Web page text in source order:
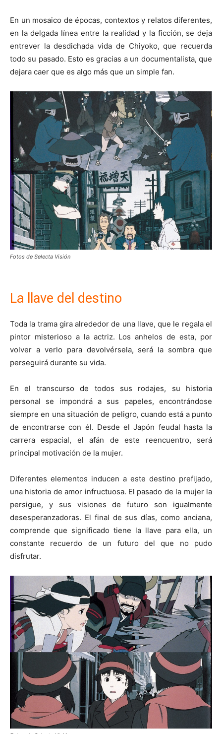
En un mosaico de épocas, contextos y relatos diferentes,
en la delgada línea entre la realidad y la ficción, se deja
entrever la desdichada vida de Chiyoko, que recuerda
todo su pasado. Esto es gracias a un documentalista, que
dejara caer que es algo más que un simple fan.
Fotos de Selecta Visión
La llave del destino
Toda la trama gira alrededor de una llave, que le regala el
pintor misterioso a la actriz. Los anhelos de esta, por
volver a verlo para devolvérsela, será la sombra que
perseguirá durante su vida.
En el transcurso de todos sus rodajes, su historia
personal se impondrá a sus papeles, encontrándose
siempre en una situación de peligro, cuando está a punto
de encontrarse con él. Desde el Japón feudal hasta la
carrera espacial, el afán de este reencuentro, será
principal motivación de la mujer.
Diferentes elementos inducen a este destino prefijado,
una historia de amor infructuosa. El pasado de la mujer la
persigue, y sus visiones de futuro son igualmente
desesperanzadoras. El final de sus días, como anciana,
comprende que significado tiene la llave para ella, un
constante recuerdo de un futuro del que no pudo
disfrutar.